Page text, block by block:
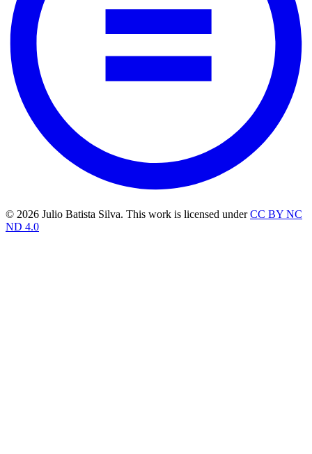
© 2026 Julio Batista Silva. This work is licensed underCC BY NC
ND 4.0